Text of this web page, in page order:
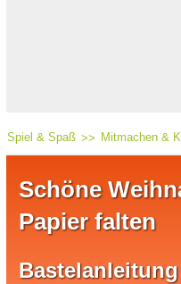
Spiel & Spaß Mitmachen &
Schöne
Papier falten